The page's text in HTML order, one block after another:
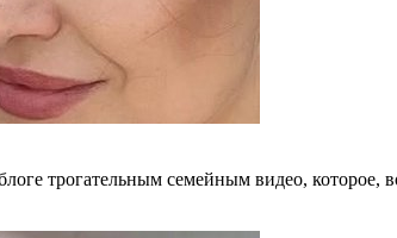
трогательным семейным видео, которое,